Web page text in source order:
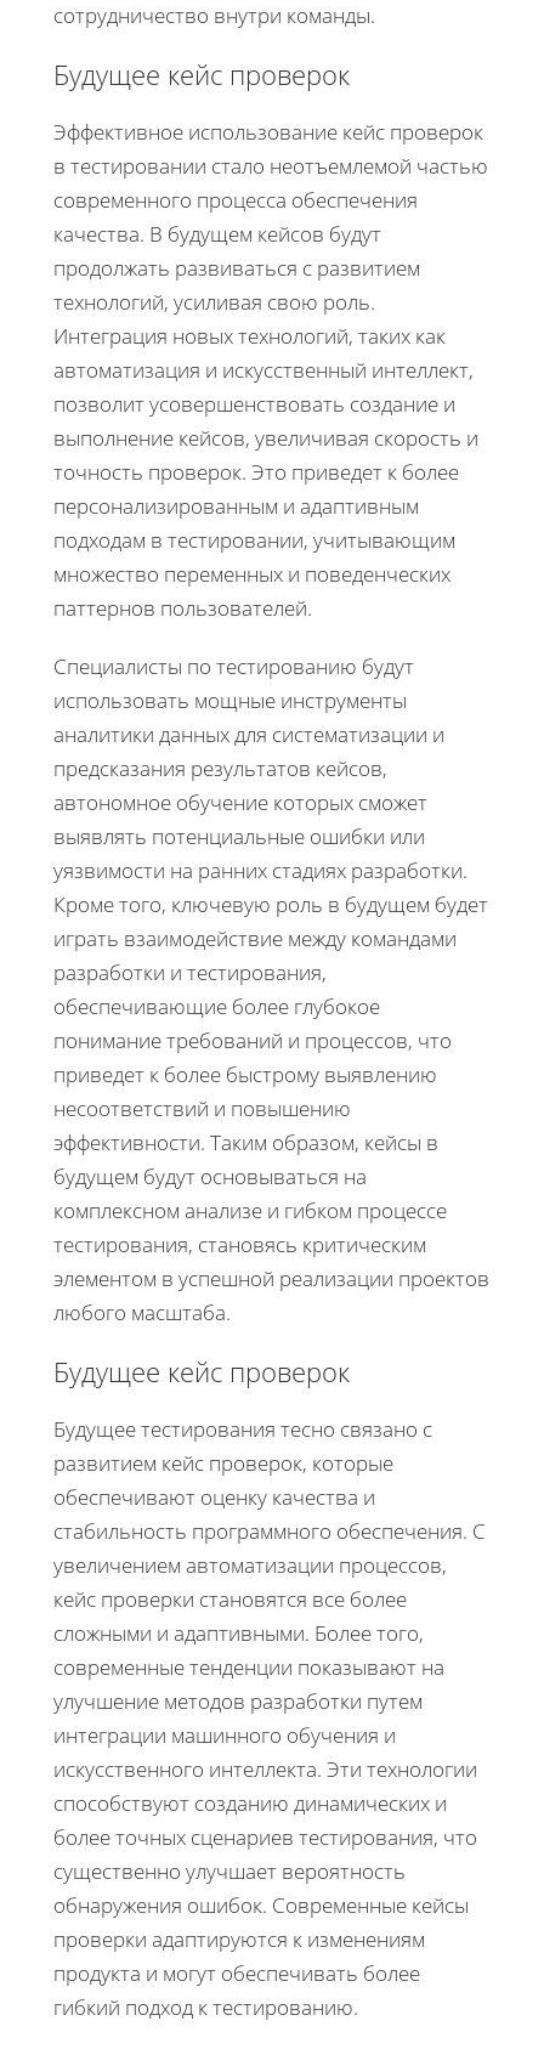
сотрудничество внутри команды.
Будущее кейс проверок
Эффективное использование кейс проверок
в тестировании стало неотъемлемой частью
современного процесса обеспечения
качества. В будущем кейсов будут
продолжать развиваться с развитием
технологий, усиливая свою роль.
Интеграция новых технологий, таких как
автоматизация и искусственный интеллект,
позволит усовершенствовать создание и
выполнение кейсов, увеличивая скорость и
точность проверок. Это приведет к более
персонализированным и адаптивным
подходам в тестировании, учитывающим
множество переменных и поведенческих
паттернов пользователей.
Специалисты по тестированию будут
использовать мощные инструменты
аналитики данных для систематизации и
предсказания результатов кейсов,
автономное обучение которых сможет
выявлять потенциальные ошибки или
уязвимости на ранних стадиях разработки.
Кроме того, ключевую роль в будущем будет
играть взаимодействие между командами
разработки и тестирования,
обеспечивающие более глубокое
понимание требований и процессов, что
приведет к более быстрому выявлению
несоответствий и повышению
эффективности. Таким образом, кейсы в
будущем будут основываться на
комплексном анализе и гибком процессе
тестирования, становясь критическим
элементом в успешной реализации проектов
любого масштаба.
Будущее кейс проверок
Будущее тестирования тесно связано с
развитием кейс проверок, которые
обеспечивают оценку качества и
стабильность программного обеспечения. С
увеличением автоматизации процессов,
кейс проверки становятся все более
сложными и адаптивными. Более того,
современные тенденции показывают на
улучшение методов разработки путем
интеграции машинного обучения и
искусственного интеллекта. Эти технологии
способствуют созданию динамических и
более точных сценариев тестирования, что
существенно улучшает вероятность
обнаружения ошибок. Современные кейсы
проверки адаптируются к изменениям
продукта и могут обеспечивать более
гибкий подход к тестированию.